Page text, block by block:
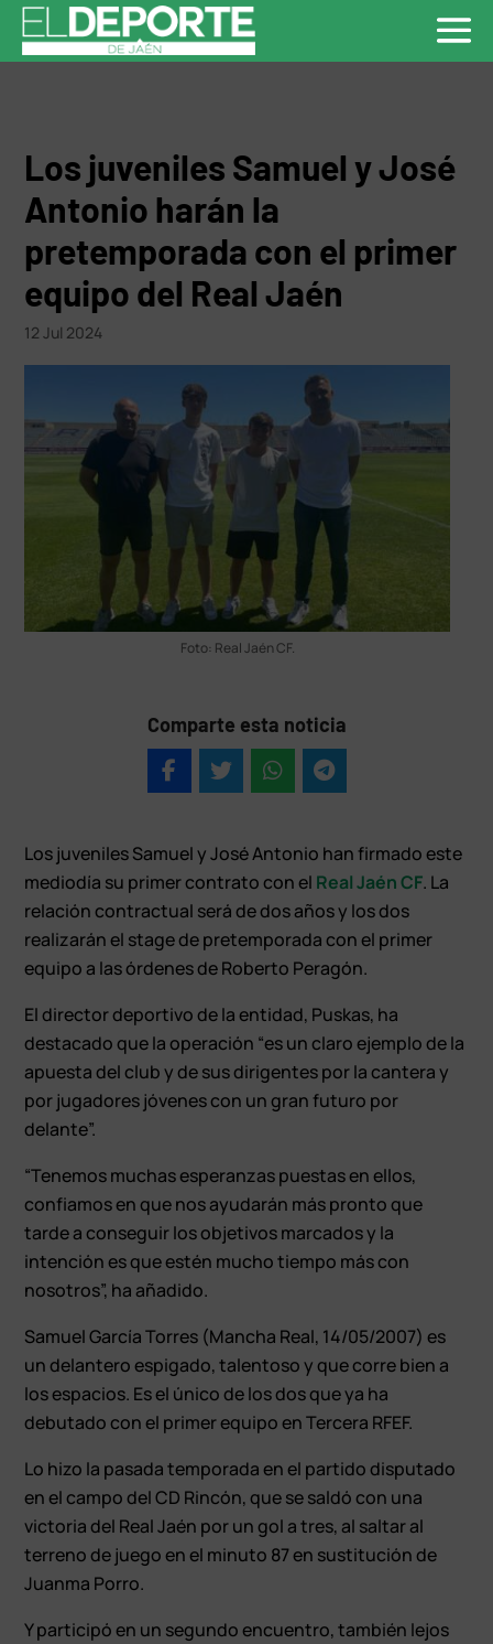
Los juveniles Samuel y José
Antonio harán la
pretemporada con el primer
equipo del Real Jaén
12 Jul 2024
Foto: Real Jaén CF.
Comparte esta noticia
Los juveniles Samuel y José Antonio han firmado este
mediodía su primer contrato con el Real Jaén CF. La
relación contractual será de dos años y los dos
realizarán el stage de pretemporada con el primer
equipo a las órdenes de Roberto Peragón.
El director deportivo de la entidad, Puskas, ha
destacado que la operación “es un claro ejemplo de la
apuesta del club y de sus dirigentes por la cantera y
por jugadores jóvenes con un gran futuro por
delante”.
“Tenemos muchas esperanzas puestas en ellos,
confiamos en que nos ayudarán más pronto que
tarde a conseguir los objetivos marcados y la
intención es que estén mucho tiempo más con
nosotros”, ha añadido.
Samuel García Torres (Mancha Real, 14/05/2007) es
un delantero espigado, talentoso y que corre bien a
los espacios. Es el único de los dos que ya ha
debutado con el primer equipo en Tercera RFEF.
Lo hizo la pasada temporada en el partido disputado
en el campo del CD Rincón, que se saldó con una
victoria del Real Jaén por un gol a tres, al saltar al
terreno de juego en el minuto 87 en sustitución de
Juanma Porro.
Y participó en un segundo encuentro, también lejos